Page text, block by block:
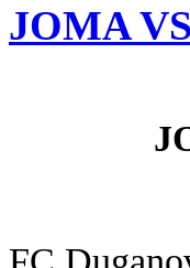
JOMA